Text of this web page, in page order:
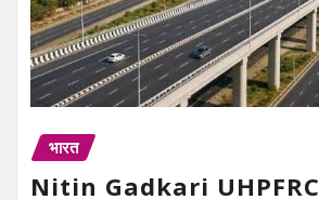
भारत
Nitin Gadkari UHPFRC